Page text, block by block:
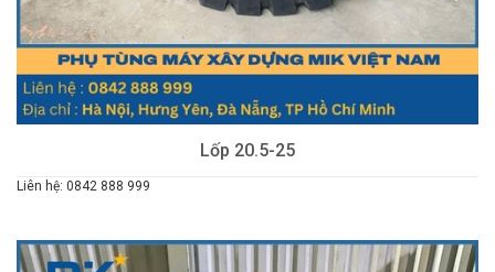
Lốp 20.5-25
Liên hệ: 0842 888 999